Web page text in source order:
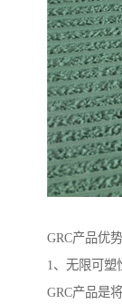
GRC产品优势
1、无限可塑
GRC产品是